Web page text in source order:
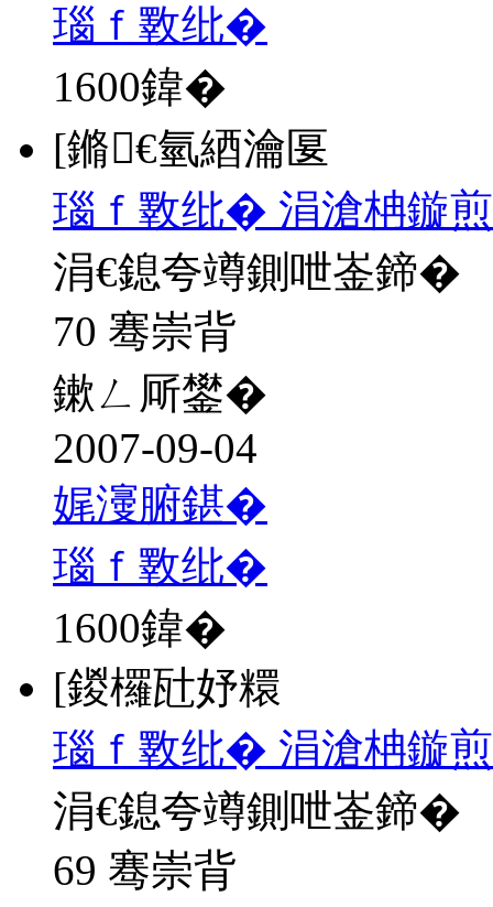
瑙ｆ斁纰�
1600鍏�
[鏅€氫綇瀹匽
瑙ｆ斁纰� 涓滄柟鏇
涓€鎴夸竴鍘呭崟鍗�
70 骞崇背
鏉ㄥ厛鐢�
2007-09-04
娓濅腑鍖�
瑙ｆ斁纰�
1600鍏�
[鍐欏瓧妤糫
瑙ｆ斁纰� 涓滄柟鏇
涓€鎴夸竴鍘呭崟鍗�
69 骞崇背